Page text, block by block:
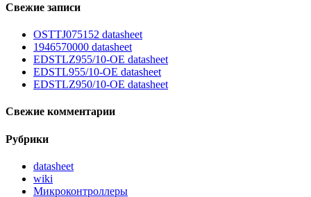
Свежие записи
OSTTJ075152 datasheet
1946570000 datasheet
EDSTLZ955/10-OE datasheet
EDSTL955/10-OE datasheet
EDSTLZ950/10-OE datasheet
Свежие комментарии
Рубрики
datasheet
wiki
Микроконтроллеры